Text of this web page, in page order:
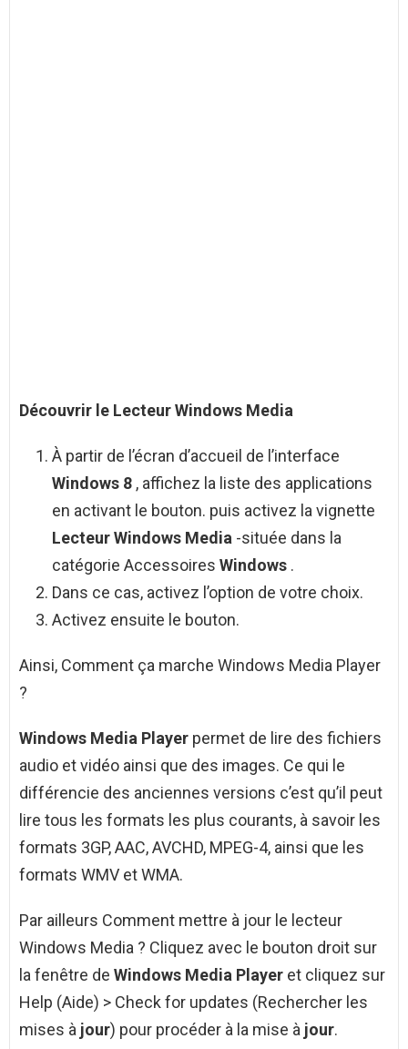
Découvrir le Lecteur Windows Media
À partir de l’écran d’accueil de l’interface
Windows 8 , affichez la liste des applications
en activant le bouton. puis activez la vignette
Lecteur Windows Media -située dans la
catégorie Accessoires Windows .
Dans ce cas, activez l’option de votre choix.
Activez ensuite le bouton.
Ainsi, Comment ça marche Windows Media Player
?
Windows Media Player permet de lire des fichiers
audio et vidéo ainsi que des images. Ce qui le
différencie des anciennes versions c’est qu’il peut
lire tous les formats les plus courants, à savoir les
formats 3GP, AAC, AVCHD, MPEG-4, ainsi que les
formats WMV et WMA.
Par ailleurs Comment mettre à jour le lecteur
Windows Media ? Cliquez avec le bouton droit sur
la fenêtre de Windows Media Player et cliquez sur
Help (Aide) > Check for updates (Rechercher les
mises à jour) pour procéder à la mise à jour.